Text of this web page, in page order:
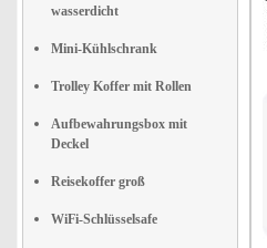
wasserdicht
Mini-Kühlschrank
Trolley Koffer mit Rollen
Aufbewahrungsbox mit
Deckel
Reisekoffer groß
WiFi-Schlüsselsafe